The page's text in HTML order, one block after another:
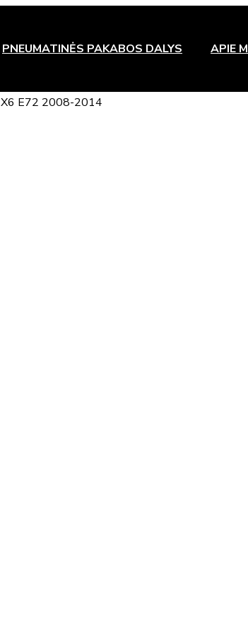
PNEUMATINĖS PAKABOS DALYS APIE
X6 E72 2008-2014